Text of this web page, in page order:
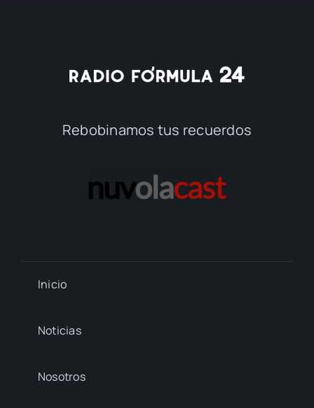
Rebobinamos tus recuerdos
Inicio
Noticias
Nosotros